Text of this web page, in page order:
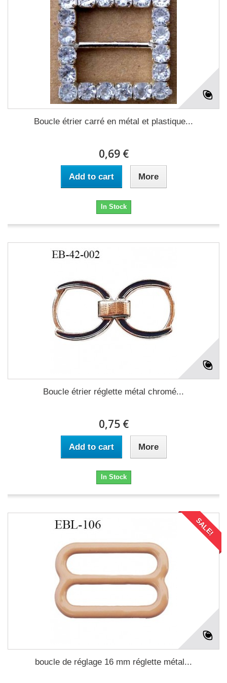
Boucle étrier carré en métal et plastique...
0,69 €
Add to cart More
In Stock
Boucle étrier réglette métal chromé...
0,75 €
Add to cart More
In Stock
SALE!
boucle de réglage 16 mm réglette métal...